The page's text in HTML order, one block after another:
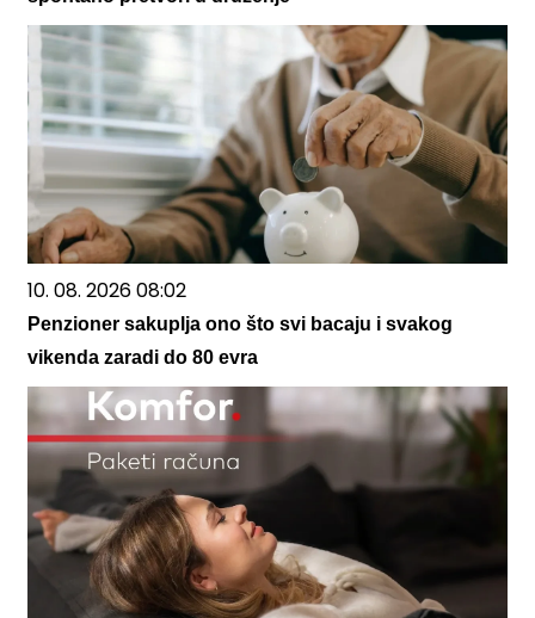
10. 08. 2026 08:02
Penzioner sakuplja ono što svi bacaju i svakog
vikenda zaradi do 80 evra